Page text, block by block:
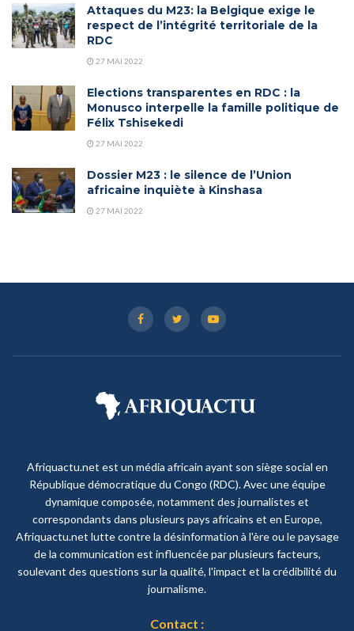
Attaques du M23: la Belgique exige le
respect de l’intégrité territoriale de la
RDC
27 MAI 2022
Elections transparentes en RDC : la
Monusco interpelle la famille politique de
Félix Tshisekedi
27 MAI 2022
Dossier M23 : le silence de l’Union
africaine inquiète à Kinshasa
27 MAI 2022
Afriquactu.net est un média africain ayant son siège social en
République démocratique du Congo (RDC). Avec une équipe
dynamique composée, notamment des journalistes et
correspondants dans plusieurs pays africains et en Europe,
Afriquactu.net lutte contre la désinformation à l'ère ou le paysage
de la communication est influencée par plusieurs facteurs,
soulevant des questions sur la qualité, l'impact et la crédibilité du
journalisme.
Contact :